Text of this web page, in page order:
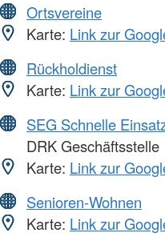
Ortsvereine
Karte: Link zur
Rückholdienst
Karte: Link zur
SEG Schnelle
DRK Geschäftsstelle
Karte: Link zur
Senioren-Wohnen
Karte: Link zur